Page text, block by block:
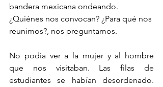
bandera mexicana ondeando.
¿Quiénes nos convocan? ¿Para qué nos
reunimos?, nos preguntamos.
No podía ver a la mujer y al hombre
que nos visitaban. Las filas de
estudiantes se habían desordenado.